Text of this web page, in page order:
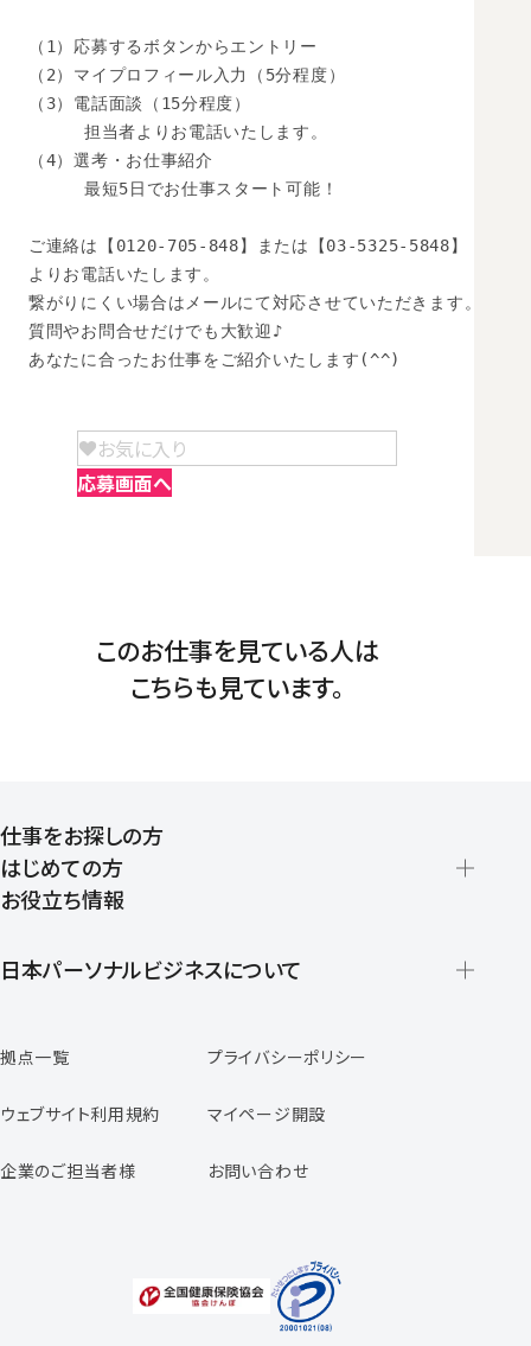
（1）応募するボタンからエントリー
（2）マイプロフィール入力（5分程度）
（3）電話面談（15分程度）
担当者よりお電話いたします。
（4）選考・お仕事紹介
最短5日でお仕事スタート可能！
ご連絡は【0120-705-848】または【03-5325-5848】
よりお電話いたします。
繋がりにくい場合はメールにて対応させていただきます。
質問やお問合せだけでも大歓迎♪
あなたに合ったお仕事をご紹介いたします(^^)
お気に入り
応募画面へ
このお仕事を見ている人は
こちらも見ています。
仕事をお探しの方
はじめての方
登録から就業開始までの流れ
お役立ち情報
日本パーソナルビジネスについて
スタッフの声
専任コンサルタントの声
福利厚生のご案内
拠点一覧 プライバシーポリシー
ウェブサイト利用規約 マイページ開設
企業のご担当者様 お問い合わせ